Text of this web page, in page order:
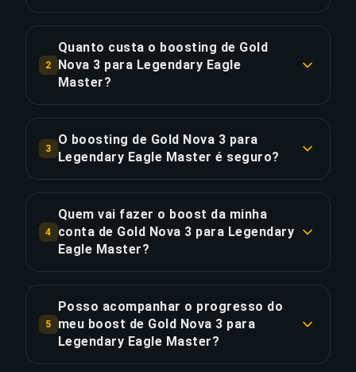
Master normalmente leva 2-3 dias. Com Priority
Order, a entrega é aproximadamente 25% mais
rápida.
2
Quanto custa o boosting de Gold
Nova 3 para Legendary Eagle
Master?
Master começa em €49.65 pela opção padrão.
Priority Order custa €59.58, e o Full Package com
COPIAR LIGAÇÃO
3
O boosting de Gold Nova 3 para
Legendary Eagle Master é seguro?
VPN correspondente à sua região e jogam com a
função "Aparecer Offline" ativada. Concluímos
mais de 50.000 pedidos com uma classificação
COPIAR LIGAÇÃO
4
Quem vai fazer o boost da minha
conta de Gold Nova 3 para Legendary
Eagle Master?
nossos boosts. Cada booster passa por um
rigoroso processo de seleção incluindo
verificação de rank e análise de taxa de vitória.
5
Posso acompanhar o progresso do
meu boost de Gold Nova 3 para
Legendary Eagle Master?